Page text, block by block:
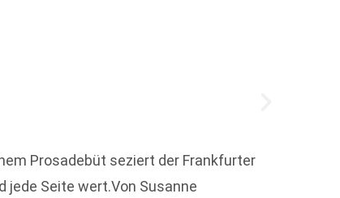
Prosadebüt seziert der Frankfurter
jede Seite wert.Von Susanne